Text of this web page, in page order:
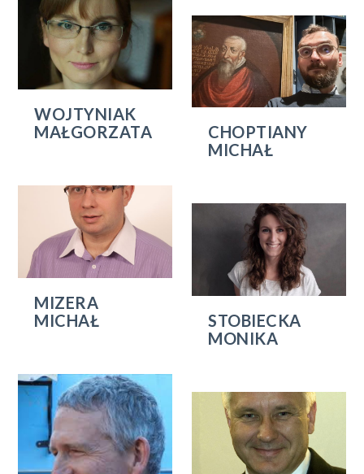
WOJTYNIAK
MAŁGORZATA
MIZERA
MICHAŁ
CHOPTIANY
MICHAŁ
STOBIECKA
MONIKA